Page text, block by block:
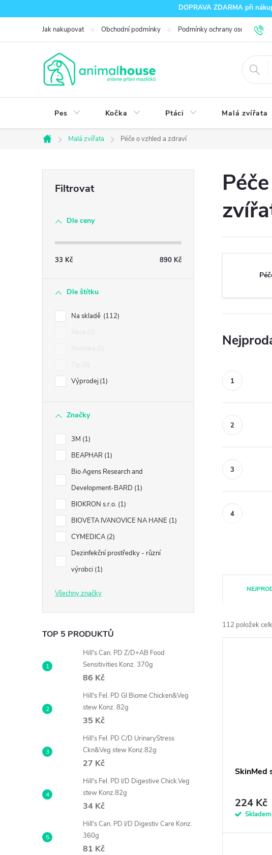
na
DOPRAVA ZDARMA při
Jak nakupovat Obchodní podmínky Podmínky ochrany osobních
Pes Kočka Ptáci Malá zvířata
Domů
Malá zvířata Péče o vzhled a zdraví
Dle ceny
33 Kč 890 Kč
Dle štítku
Na skladě 112
Výprodej 1
Značky
3M 1
BEAPHAR 1
Bio Agens Research and
Development-BARD 1
BIOKRON s.r.o. 1
BIOVETA IVANOVICE NA HANE 1
CYMEDICA 2
Dezinfekční prostředky - různí
výrobci 1
Všechny značky
TOP 5 PRODUKTŮ
Hill's Can. PD Z/D+AB Food
Sensitivities Konz. 370g
86 Kč
Hill's Fel. PD GI Biome Chicken&Veg
stew Konz. 82g
35 Kč
Hill's Fel. PD C/D UrinaryStress
Ckn&Veg stew Konz.82g
27 Kč
Hill's Fel. PD I/D Digestive Chick.Veg
stew Konz.82g
34 Kč
Hill's Can. PD I/D Digestiv Care Konz.
360g
81 Kč
a
z
u
112 položek
o
SkinMed
224 Kč
Skladem